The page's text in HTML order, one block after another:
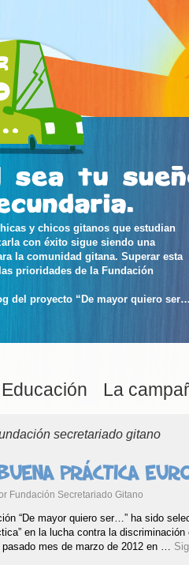
y chicos gitanos que estudian
con éxito sigue siendo una
la comunidad gitana. Superar esta
prioridades de la Fundación
del proyecto “De mayor quiero
La
secretariado gitano
práctica
Fundación Secretariado Gitano
“De mayor quiero ser…” ha sido
en la lucha contra la
mes de marzo de 2012 en …